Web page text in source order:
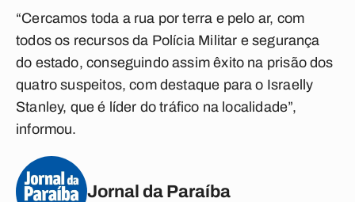
“Cercamos toda a rua por terra e pelo ar, com
todos os recursos da Polícia Militar e segurança
do estado, conseguindo assim êxito na prisão dos
quatro suspeitos, com destaque para o Israelly
Stanley, que é líder do tráfico na localidade”,
informou.
Jornal da Paraíba